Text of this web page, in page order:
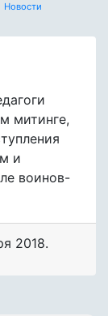
Новости
митинге,
и
воинов-
2018.